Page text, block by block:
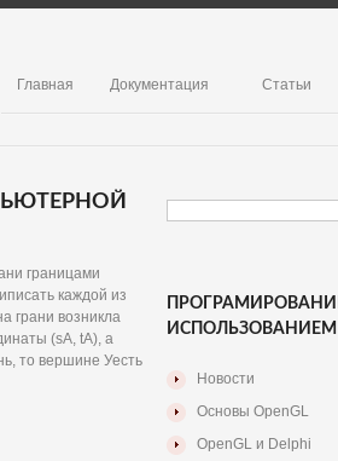
Главная Документация Статьи
границами
каждой из
грани возникла
(sA, tA), а
то вершине Уесть
ИСПОЛЬЗОВАНИЕМ
Новости
Основы OpenGL
OpenGL и Delphi